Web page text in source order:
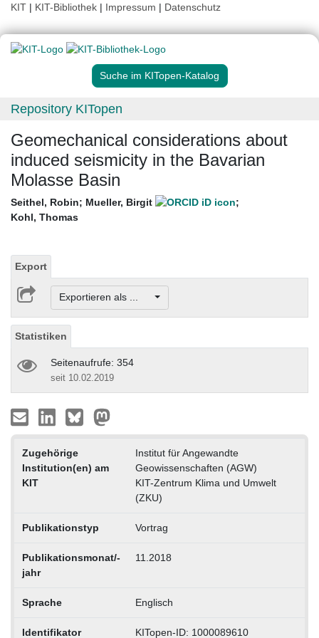
KIT | KIT-Bibliothek | Impressum | Datenschutz
Suche im KITopen-Katalog
Repository KITopen
Geomechanical considerations about
induced seismicity in the Bavarian
Molasse Basin
Seithel, Robin; Mueller, Birgit
;
Kohl, Thomas
Export
Exportieren als ...
Statistiken
Seitenaufrufe: 354
seit 10.02.2019
Zugehörige
Institution(en) am
KIT
Institut für Angewandte
Geowissenschaften (AGW)
KIT-Zentrum Klima und Umwelt
(ZKU)
Publikationstyp Vortrag
Publikationsmonat/-
jahr
11.2018
Sprache Englisch
Identifikator KITopen-ID: 1000089610